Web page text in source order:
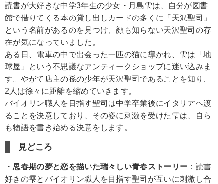
読書が大好きな中学3年生の少女・月島雫は、自分が図書
館で借りてくる本の貸し出しカードの多くに「天沢聖司」
という名前があるのを見つけ、顔も知らない天沢聖司の存
在が気になっていました。
ある日、電車の中で出会った一匹の猫に導かれ、雫は「地
球屋」という不思議なアンティークショップに迷い込みま
す。やがて店主の孫の少年が天沢聖司であることを知り、
2人は徐々に距離を縮めていきます。
バイオリン職人を目指す聖司は中学卒業後にイタリアへ渡
ることを決意しており、その姿に刺激を受けた雫は、自ら
も物語を書き始める決意をします。
見どころ
・思春期の夢と恋を描いた瑞々しい青春ストーリー ：読書
好きの雫とバイオリン職人を目指す聖司が互いに刺激し合